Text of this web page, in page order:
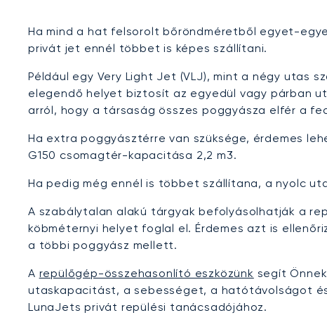
Ha mind a hat felsorolt bőröndméretből egyet-
privát jet ennél többet is képes szállítani.
Például egy Very Light Jet (VLJ), mint a négy utas
elegendő helyet biztosít az egyedül vagy párban
arról, hogy a társaság összes poggyásza elfér a
Ha extra poggyásztérre van szüksége, érdemes
G150 csomagtér-kapacitása 2,2 m3.
Ha pedig még ennél is többet szállítana, a nyolc
A szabálytalan alakú tárgyak befolyásolhatják a
köbméternyi helyet foglal el. Érdemes azt is
a többi poggyász mellett.
A repülőgép-összehasonlító eszközünk segít
utaskapacitást, a sebességet, a hatótávolságot
LunaJets privát repülési tanácsadójához.